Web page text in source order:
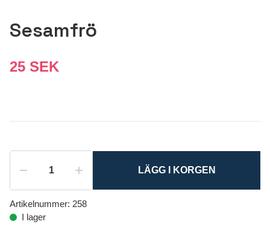
Sesamfrö
25 SEK
LÄGG I KORGEN
Artikelnummer: 258
I lager